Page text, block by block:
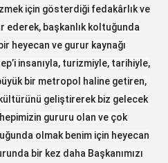
için gösterdiği fedakârlık ve
ederek, başkanlık koltuğunda
heyecan ve gurur kaynağı
insanıyla, turizmiyle, tarihiyle,
bir metropol haline getiren,
geliştirerek biz gelecek
gururu olan ve çok
olmak benim için heyecan
bir kez daha Başkanımızı